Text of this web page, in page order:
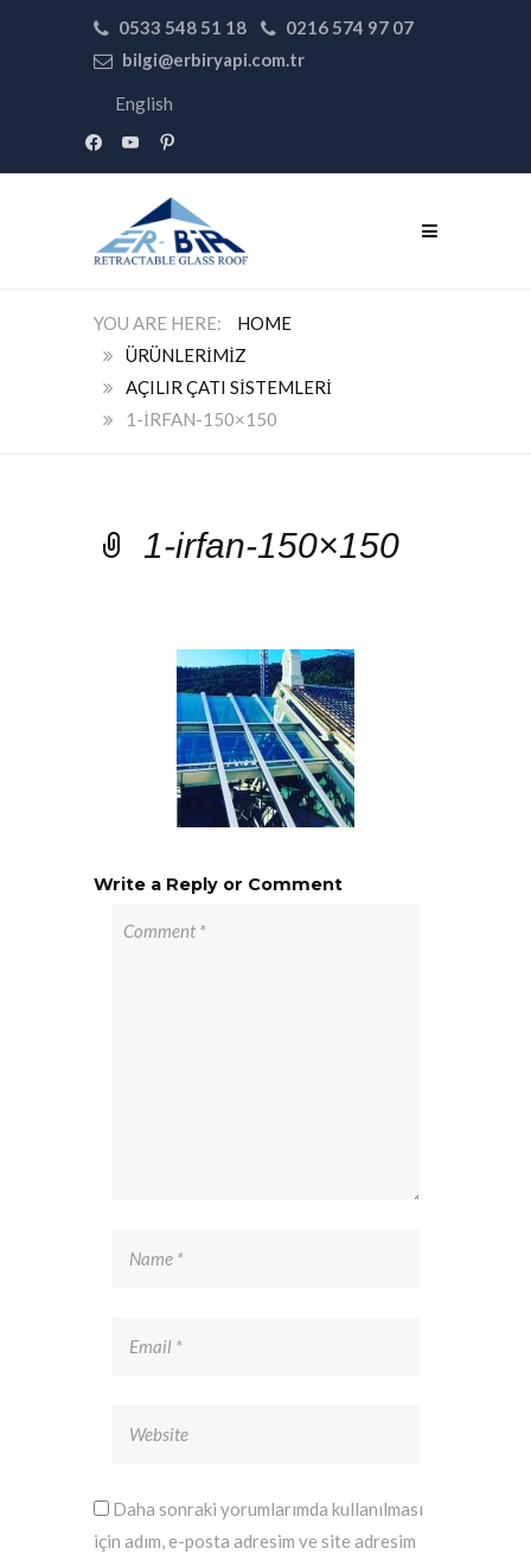
0533 548 51 18
0216 574 97 07
bilgi@erbiryapi.com.tr
English
facebookyoutubepinterest
HOME
ÜRÜNLERIMIZ
AÇILIR ÇATI SISTEMLERI
1-IRFAN-150×150
1-irfan-150×150
Write a Reply or Comment
Daha sonraki yorumlarımda kullanılması
için adım, e-posta adresim ve site adresim